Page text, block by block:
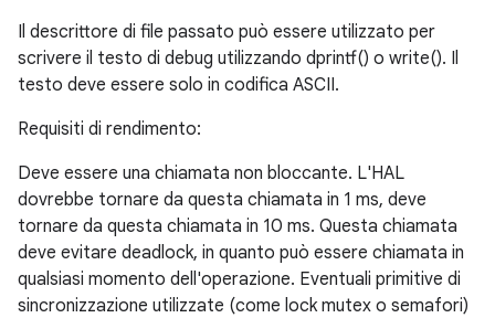
Il descrittore di file passato può essere utilizzato per
scrivere il testo di debug utilizzando dprintf() o write(). Il
testo deve essere solo in codifica ASCII.
Requisiti di rendimento:
Deve essere una chiamata non bloccante. L'HAL
dovrebbe tornare da questa chiamata in 1 ms, deve
tornare da questa chiamata in 10 ms. Questa chiamata
deve evitare deadlock, in quanto può essere chiamata in
qualsiasi momento dell'operazione. Eventuali primitive di
sincronizzazione utilizzate (come lock mutex o semafori)